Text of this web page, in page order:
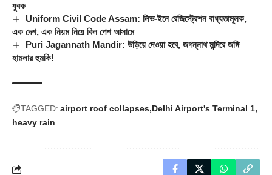
যুবক
Uniform Civil Code Assam: লিভ-ইনে রেজিস্ট্রেশন বাধ্যতামূলক,
এক দেশ, এক নিয়ম নিয়ে বিল পেশ আসামে
Puri Jagannath Mandir: উড়িয়ে দেওয়া হবে, জগন্নাথ মন্দিরে জঙ্গি
হামলার হুমকি!
TAGGED: airport roof collapses Delhi Airport's Terminal 1
heavy rain